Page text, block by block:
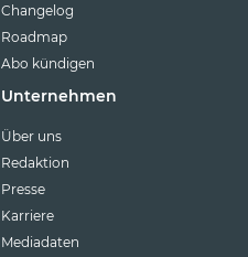
Changelog
Roadmap
Abo kündigen
Unternehmen
Über uns
Redaktion
Presse
Karriere
Mediadaten